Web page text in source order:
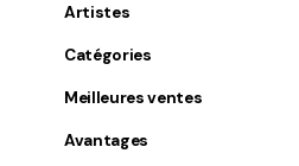
Artistes
Catégories
Meilleures ventes
Avantages